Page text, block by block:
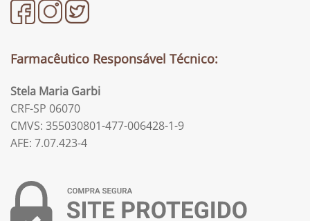
Farmacêutico Responsável Técnico:
Stela Maria Garbi
CRF-SP 06070
CMVS: 355030801-477-006428-1-9
AFE: 7.07.423-4